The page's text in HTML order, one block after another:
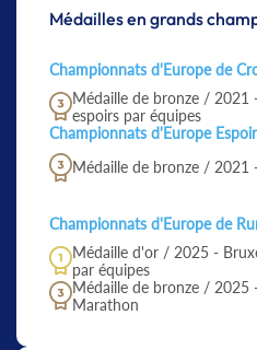
Médailles en grands
Championnats d'Europe de
Médaille de bronze / 2021
espoirs par équipes
Championnats d'Europe
Médaille de bronze / 2021
Championnats d'Europe de
Médaille d'or / 2025 -
par équipes
Médaille de bronze / 2025
Marathon